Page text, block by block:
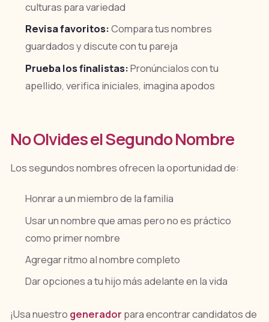
culturas para variedad
Revisa favoritos:Compara tus nombres
guardados y discute con tu pareja
Prueba los finalistas:Pronúncialos con tu
apellido, verifica iniciales, imagina apodos
No Olvides el Segundo Nombre
Los segundos nombres ofrecen la oportunidad de:
Honrar a un miembro de la familia
Usar un nombre que amas pero no es práctico
como primer nombre
Agregar ritmo al nombre completo
Dar opciones a tu hijo más adelante en la vida
¡Usa nuestro generador para encontrar candidatos de